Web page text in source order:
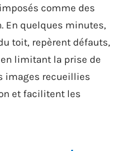
comme des
En quelques minutes,
toit, repèrent défauts,
limitant la prise de
images recueillies
et facilitent les